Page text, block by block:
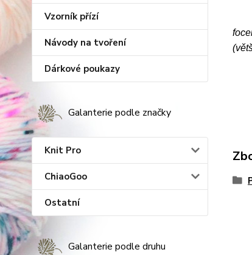
Vzorník přízí
Návody na tvoření
Dárkové poukazy
Galanterie podle značky
Knit Pro
ChiaoGoo
Ostatní
Galanterie podle druhu